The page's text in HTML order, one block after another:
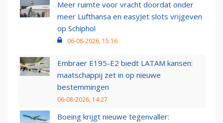
Meer ruimte voor vracht doordat onder
meer Lufthansa en easyJet slots vrijgeven
op Schiphol
06-08-2026, 15:16
Embraer E195-E2 biedt LATAM kansen:
maatschappij zet in op nieuwe
bestemmingen
06-08-2026, 14:27
Boeing krijgt nieuwe tegenvaller: